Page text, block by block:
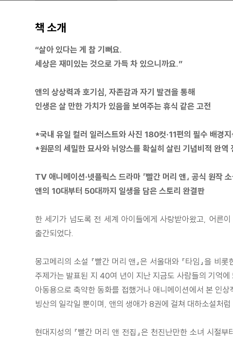
책 소개
“살아 있다는 게 참 기뻐요.
세상은 재미있는 것으로 가득 차 있으니까요.”
앤의 상상력과 호기심, 자존감과 자기 발견을 통해
인생은 살 만한 가치가 있음을 보여주는 휴식 같은 고전
*국내 유일 컬러 일러스트와 사진 180컷·11편의 필수 배경
*원문의 세밀한 묘사와 뉘앙스를 확실히 살린 기념비적 완역
TV 애니메이션·넷플릭스 드라마 『빨간 머리 앤』 공식 원작
앤의 10대부터 50대까지 일생을 담은 스토리 완결판
한 세기가 넘도록 전 세계 아이들에게 사랑받아왔고, 어른
출간되었다.
몽고메리의 소설 『빨간 머리 앤』은 서울대와 『타임』을
주제가는 발표된 지 40여 년이 지난 지금도 사람들의 기억
아동용으로 축약한 동화를 접했거나 애니메이션에서 본 인
빙산의 일각일 뿐이며, 앤의 생애가 8권에 걸쳐 대하소설처
현대지성의 『빨간 머리 앤 전집』은 천진난만한 소녀 시절